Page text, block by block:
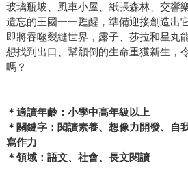
玻璃瓶坡、風車小屋、紙張森林、交
遺忘的王國一一甦醒，準備迎接創造出
即將吞噬裂縫世界，露子、莎拉和星丸
想找到出口、幫頹倒的生命重獲新生，
嗎？
＊適讀年齡：小學中高年級以上
＊關鍵字：閱讀素養、想像力開發、自
寫作力
＊領域：語文、社會、長文閱讀